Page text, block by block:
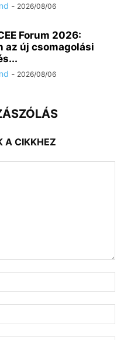
- 2026/08/06
Forum 2026:
az új csomagolási
- 2026/08/06
A CIKKHEZ